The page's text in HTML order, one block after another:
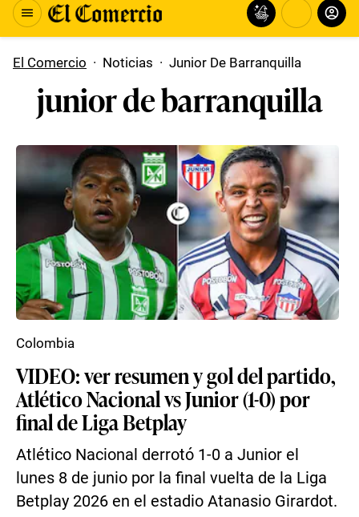
El Comercio · Noticias · Junior De Barranquilla
junior de barranquilla
VIDEO: ver resumen y gol del partido,
Atlético Nacional vs Junior (1-0) por
final de Liga Betplay
Atlético Nacional derrotó 1-0 a Junior el
lunes 8 de junio por la final vuelta de la Liga
Betplay 2026 en el estadio Atanasio Girardot.
Colombia